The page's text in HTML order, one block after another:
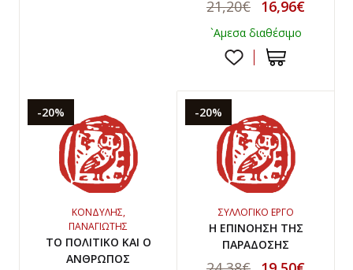
21,20€ 16,96€
`Αμεσα διαθέσιμο
-20%
ΚΟΝΔΥΛΗΣ,
ΠΑΝΑΓΙΩΤΗΣ
ΤΟ ΠΟΛΙΤΙΚΟ ΚΑΙ Ο
ΑΝΘΡΩΠΟΣ
-20%
ΣΥΛΛΟΓΙΚΟ ΕΡΓΟ
Η ΕΠΙΝΟΗΣΗ ΤΗΣ
ΠΑΡΑΔΟΣΗΣ